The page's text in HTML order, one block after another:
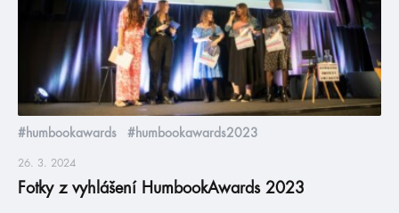
#humbookawards #humbookawards2023
26. 3. 2024
Fotky z vyhlášení HumbookAwards 2023